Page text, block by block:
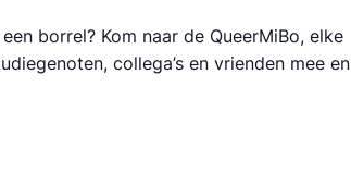
borrel? Kom naar de QueerMiBo, elke
collega’s en vrienden mee en